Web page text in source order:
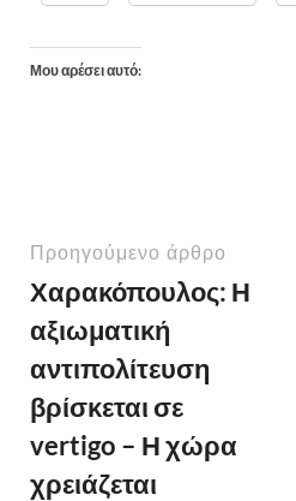
Μου αρέσει αυτό:
Προηγούμενο άρθρο
Χαρακόπουλος: Η
αξιωματική
αντιπολίτευση
βρίσκεται σε
vertigo – Η χώρα
χρειάζεται